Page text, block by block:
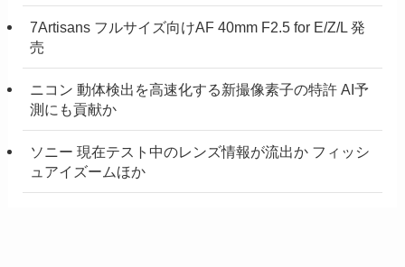
7Artisans フルサイズ向けAF 40mm F2.5 for E/Z/L 発
売
ニコン 動体検出を高速化する新撮像素子の特許 AI予
測にも貢献か
ソニー 現在テスト中のレンズ情報が流出か フィッシ
ュアイズームほか